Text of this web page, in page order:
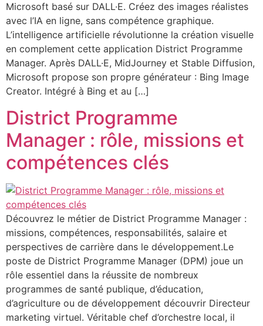
Microsoft basé sur DALL·E. Créez des images réalistes
avec l’IA en ligne, sans compétence graphique.
L’intelligence artificielle révolutionne la création visuelle
en complement cette application District Programme
Manager. Après DALL·E, MidJourney et Stable Diffusion,
Microsoft propose son propre générateur : Bing Image
Creator. Intégré à Bing et au […]
District Programme
Manager : rôle, missions et
compétences clés
Découvrez le métier de District Programme Manager :
missions, compétences, responsabilités, salaire et
perspectives de carrière dans le développement.Le
poste de District Programme Manager (DPM) joue un
rôle essentiel dans la réussite de nombreux
programmes de santé publique, d’éducation,
d’agriculture ou de développement découvrir Directeur
marketing virtuel. Véritable chef d’orchestre local, il